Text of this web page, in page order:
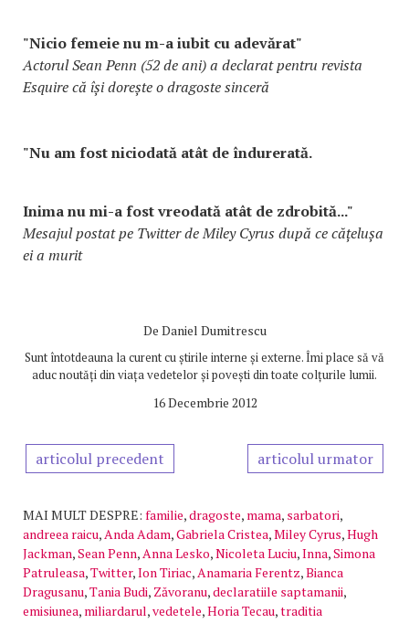
"Nicio femeie nu m-a iubit cu adevărat"
Actorul Sean Penn (52 de ani) a declarat pentru revista
Esquire că își dorește o dragoste sinceră
"Nu am fost niciodată atât de îndurerată.
Inima nu mi-a fost vreodată atât de zdrobită..."
Mesajul postat pe Twitter de Miley Cyrus după ce cățelușa
ei a murit
De Daniel Dumitrescu
Sunt întotdeauna la curent cu știrile interne și externe. Îmi place să vă
aduc noutăți din viața vedetelor și povești din toate colțurile lumii.
16 Decembrie 2012
articolul precedent articolul urmator
MAI MULT DESPRE: familie,dragoste, mama, sarbatori,
andreea raicu,Anda Adam,Gabriela Cristea,Miley Cyrus,Hugh
Jackman,Sean Penn,Anna Lesko,Nicoleta Luciu,Inna,Simona
Patruleasa,Twitter,Ion Tiriac,Anamaria Ferentz,Bianca
Dragusanu,Tania Budi, Zăvoranu,declaratiile saptamanii,
emisiunea, miliardarul,vedetele,Horia Tecau,traditia